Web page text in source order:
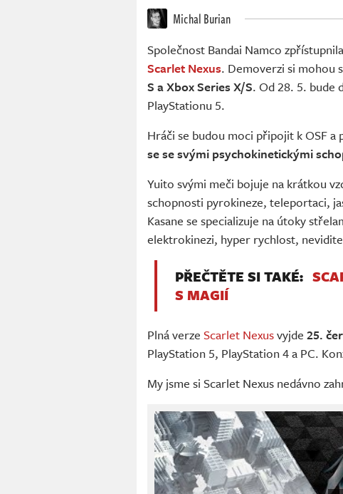
Michal Burian
Společnost Bandai Namco
Scarlet Nexus. Demoverzi si mohou
S a Xbox Series X/S. Od 28. 5. bude
PlayStationu 5.
Hráči se budou moci připojit k OSF
se se svými psychokinetickými
Yuito svými meči bojuje na krátkou
schopnosti pyrokineze, teleportaci,
Kasane se specializuje na útoky
elektrokinezi, hyper rychlost,
PŘEČTĚTE SI TAKÉ:
S MAGIÍ
Plná verze Scarlet Nexusvyjde 25.
PlayStation 5, PlayStation 4 a PC.
My jsme si Scarlet Nexus nedávno